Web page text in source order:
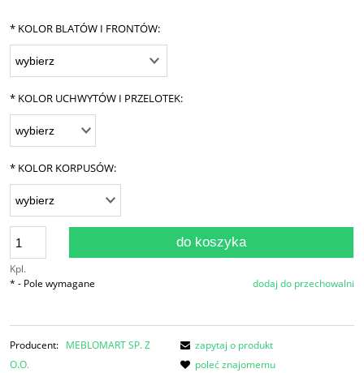
* KOLOR BLATÓW I FRONTÓW:
* KOLOR UCHWYTÓW I PRZELOTEK:
* KOLOR KORPUSÓW:
Kpl.
do koszyka
dodaj do przechowalni
* - Pole wymagane
Producent: MEBLOMART SP. Z
O.O.
zapytaj o produkt
poleć znajomemu